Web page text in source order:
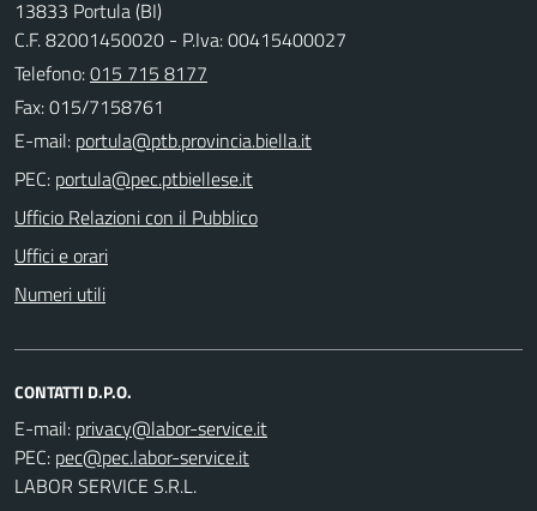
13833 Portula (BI)
C.F. 82001450020 - P.Iva: 00415400027
Telefono:015 715 8177
Fax: 015/7158761
E-mail:
PEC:
Ufficio Relazioni con il Pubblico
Uffici e orari
Numeri utili
CONTATTI D.P.O.
E-mail:
PEC:
LABOR SERVICE S.R.L.